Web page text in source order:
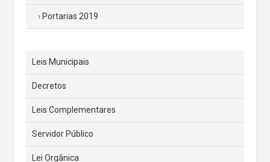
Portarias 2019
Leis Municipais
Decretos
Leis Complementares
Servidor Público
Lei Orgânica